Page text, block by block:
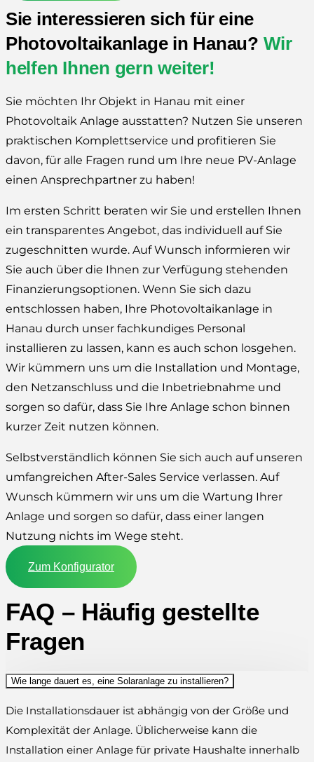
Sie interessieren sich für eine
Photovoltaikanlage in Hanau? Wir
helfen Ihnen gern weiter!
Sie möchten Ihr Objekt in Hanau mit einer
Photovoltaik Anlage ausstatten? Nutzen Sie unseren
praktischen Komplettservice und profitieren Sie
davon, für alle Fragen rund um Ihre neue PV-Anlage
einen Ansprechpartner zu haben!
Im ersten Schritt beraten wir Sie und erstellen Ihnen
ein transparentes Angebot, das individuell auf Sie
zugeschnitten wurde. Auf Wunsch informieren wir
Sie auch über die Ihnen zur Verfügung stehenden
Finanzierungsoptionen. Wenn Sie sich dazu
entschlossen haben, Ihre Photovoltaikanlage in
Hanau durch unser fachkundiges Personal
installieren zu lassen, kann es auch schon losgehen.
Wir kümmern uns um die Installation und Montage,
den Netzanschluss und die Inbetriebnahme und
sorgen so dafür, dass Sie Ihre Anlage schon binnen
kurzer Zeit nutzen können.
Selbstverständlich können Sie sich auch auf unseren
umfangreichen After-Sales Service verlassen. Auf
Wunsch kümmern wir uns um die Wartung Ihrer
Anlage und sorgen so dafür, dass einer langen
Nutzung nichts im Wege steht.
Zum Konfigurator
FAQ – Häufig gestellte
Fragen
Wie lange dauert es, eine Solaranlage zu installieren?
Die Installationsdauer ist abhängig von der Größe und
Komplexität der Anlage. Üblicherweise kann die
Installation einer Anlage für private Haushalte innerhalb